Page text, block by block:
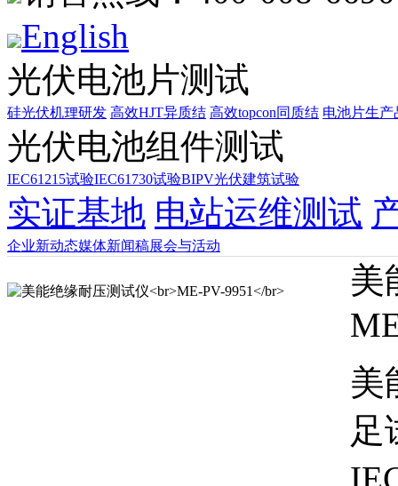
English
光伏电池片测试
硅光伏机理研发 高效HJT异质结 高效topcon同质结 电池片生产
光伏电池组件测试
IEC61215试验IEC61730试验BIPV光伏建筑试验
实证基地 电站运维测试
企业新动态媒体新闻稿展会与活动
美
美
足